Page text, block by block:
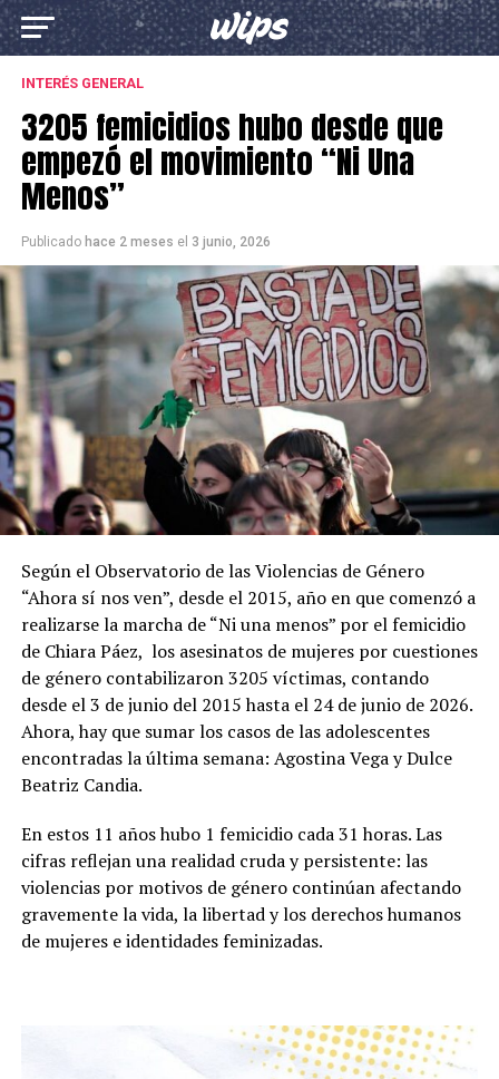
INTERÉS GENERAL
3205 femicidios hubo desde que
empezó el movimiento “Ni Una
Menos”
Publicado hace 2 meses el 3 junio, 2026
Según el Observatorio de las Violencias de Género
“Ahora sí nos ven”, desde el 2015, año en que comenzó a
realizarse la marcha de “Ni una menos” por el femicidio
de Chiara Páez, los asesinatos de mujeres por cuestiones
de género contabilizaron 3205 víctimas, contando
desde el 3 de junio del 2015 hasta el 24 de junio de 2026.
Ahora, hay que sumar los casos de las adolescentes
encontradas la última semana: Agostina Vega y Dulce
Beatriz Candia.
En estos 11 años hubo 1 femicidio cada 31 horas. Las
cifras reflejan una realidad cruda y persistente: las
violencias por motivos de género continúan afectando
gravemente la vida, la libertad y los derechos humanos
de mujeres e identidades feminizadas.